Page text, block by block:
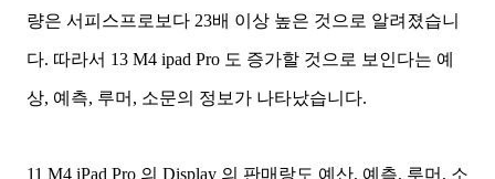
량은 서피스프로보다 23배 이상 높은 것으로 알려졌습니
다. 따라서 13 M4 ipad Pro 도 증가할 것으로 보인다는 예
상, 예측, 루머, 소문의 정보가 나타났습니다.
11 M4 iPad Pro 의 Display 의 판매랑도 예산, 예측, 루머, 소